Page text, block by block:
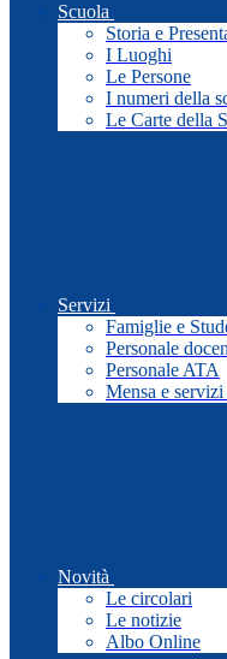
Scuola
Storia e
I Luoghi
Le Persone
I numeri della
Le Carte della
Servizi
Famiglie e
Personale
Personale ATA
Mensa e
Novità
Le circolari
Le notizie
Albo Online